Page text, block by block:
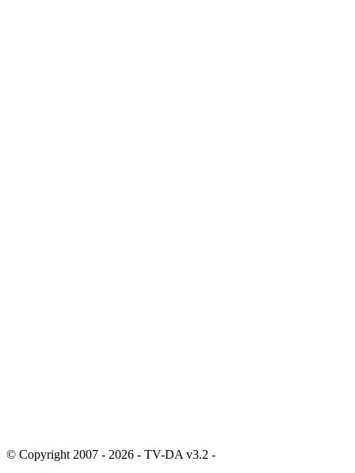
© Copyright 2007 - 2026 - TV-DA v3.2 -